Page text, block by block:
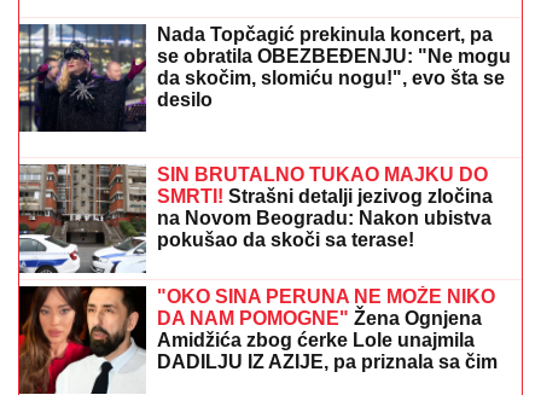
Tenzije eskalirale u porodični rat, pa
usledio OBRT
PLANIRAO UBISTVO, POMAGALA MU MAJKA?
Optužnica protiv Koste M. (20) i Olgice M. (50) iz
Beograda